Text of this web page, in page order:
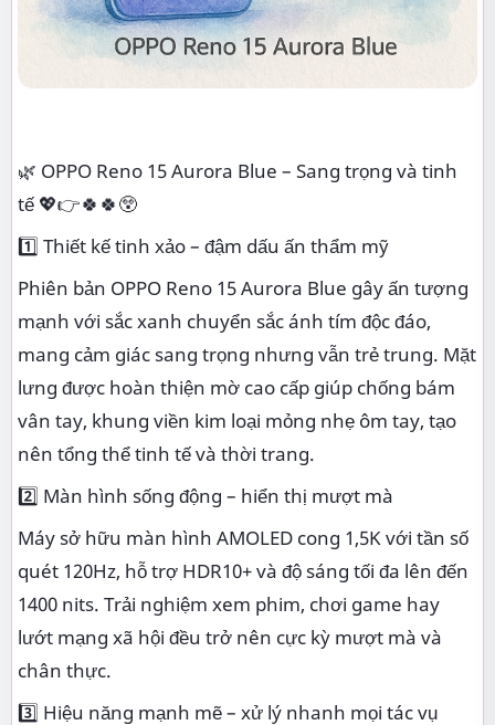
🌿 OPPO Reno 15 Aurora Blue – Sang trọng và tinh
tế 💖👉🍀🍀😲
1️⃣ Thiết kế tinh xảo – đậm dấu ấn thẩm mỹ
Phiên bản OPPO Reno 15 Aurora Blue gây ấn tượng
mạnh với sắc xanh chuyển sắc ánh tím độc đáo,
mang cảm giác sang trọng nhưng vẫn trẻ trung. Mặt
lưng được hoàn thiện mờ cao cấp giúp chống bám
vân tay, khung viền kim loại mỏng nhẹ ôm tay, tạo
nên tổng thể tinh tế và thời trang.
2️⃣ Màn hình sống động – hiển thị mượt mà
Máy sở hữu màn hình AMOLED cong 1,5K với tần số
quét 120Hz, hỗ trợ HDR10+ và độ sáng tối đa lên đến
1400 nits. Trải nghiệm xem phim, chơi game hay
lướt mạng xã hội đều trở nên cực kỳ mượt mà và
chân thực.
3️⃣ Hiệu năng mạnh mẽ – xử lý nhanh mọi tác vụ